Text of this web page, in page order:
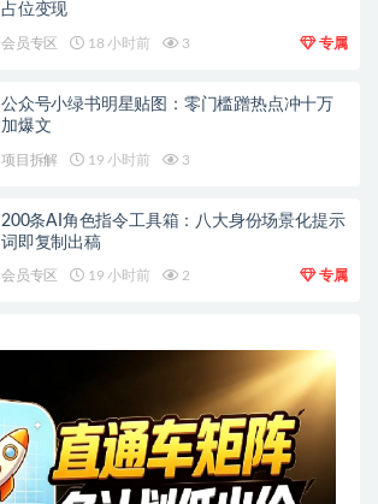
占位变现
会员专区 18 小时前 3 专属
公众号小绿书明星贴图：零门槛蹭热点冲十万
加爆文
项目拆解 19 小时前 3
200条AI角色指令工具箱：八大身份场景化提示
词即复制出稿
会员专区 19 小时前 2 专属